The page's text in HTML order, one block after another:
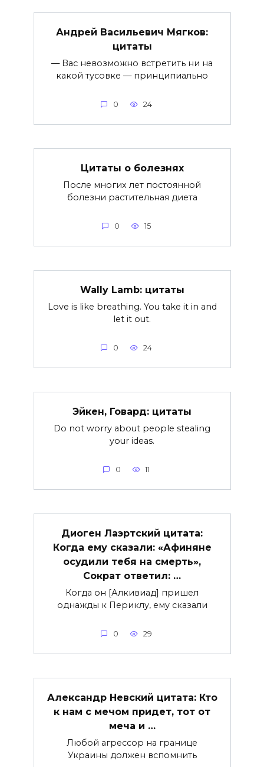
Андрей Васильевич Мягков:
цитаты
— Вас невозможно встретить ни на
какой тусовке — принципиально
0 24
Цитаты о болезнях
После многих лет постоянной
болезни растительная диета
0 15
Wally Lamb: цитаты
Love is like breathing. You take it in and
let it out.
0 24
Эйкен, Говард: цитаты
Do not worry about people stealing
your ideas.
0 11
Диоген Лаэртский цитата:
Когда ему сказали: «Афиняне
осудили тебя на смерть»,
Сократ ответил: …
Когда он [Алкивиад] пришел
однажды к Периклу, ему сказали
0 29
Александр Невский цитата: Кто
к нам с мечом придет, тот от
меча и …
Любой агрессор на границе
Украины должен вспомнить